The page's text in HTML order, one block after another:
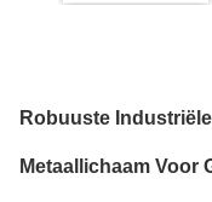
Robuuste
Metaallichaam Voor